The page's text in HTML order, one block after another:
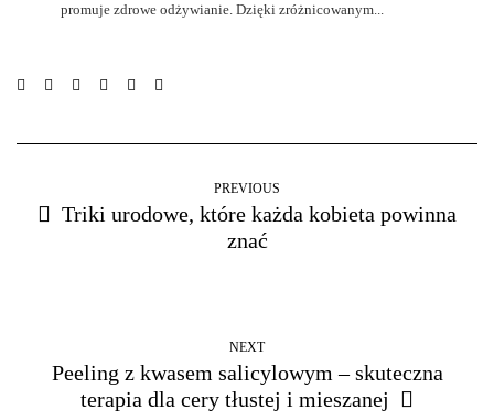
promuje zdrowe odżywianie. Dzięki zróżnicowanym...
PREVIOUS
Triki urodowe, które każda kobieta powinna
znać
NEXT
Peeling z kwasem salicylowym – skuteczna
terapia dla cery tłustej i mieszanej